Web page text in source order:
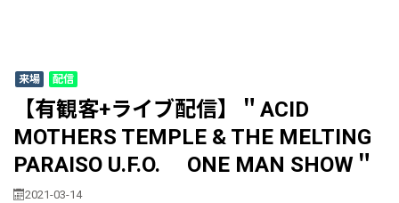
来場 配信
【有観客+ライブ配信】＂ACID
MOTHERS TEMPLE & THE MELTING
PARAISO U.F.O. ONE MAN SHOW＂
2021-03-14